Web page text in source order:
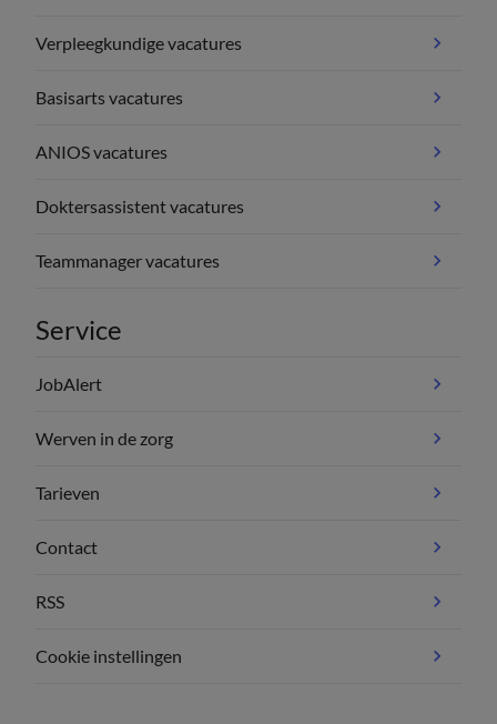
Verpleegkundige vacatures
Basisarts vacatures
ANIOS vacatures
Doktersassistent vacatures
Teammanager vacatures
Service
JobAlert
Werven in de zorg
Tarieven
Contact
RSS
Cookie instellingen